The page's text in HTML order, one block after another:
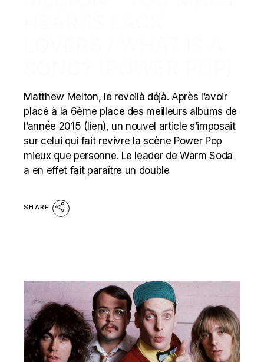
Matthew Melton, le revoilà déjà. Après l’avoir
placé à la 6ème place des meilleurs albums de
l’année 2015 (lien), un nouvel article s’imposait
sur celui qui fait revivre la scène Power Pop
mieux que personne. Le leader de Warm Soda
a en effet fait paraître un double
SHARE